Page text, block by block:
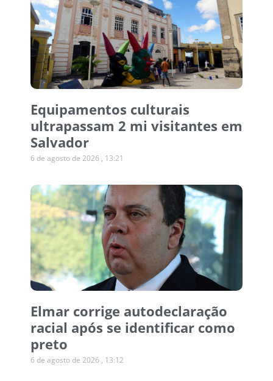
Equipamentos culturais
ultrapassam 2 mi visitantes em
Salvador
6 de agosto de 2026 13:21
Elmar corrige autodeclaração
racial após se identificar como
preto
6 de agosto de 2026 13:12